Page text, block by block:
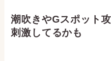
潮吹きやGスポット
刺激してるかも